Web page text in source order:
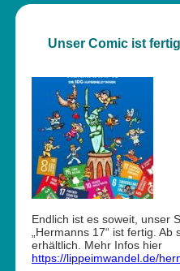
Unser Comic ist
Endlich ist es soweit, unser
„Hermanns 17“ ist fertig.
erhältlich. Mehr Infos hier
https://lippeimwandel.de/